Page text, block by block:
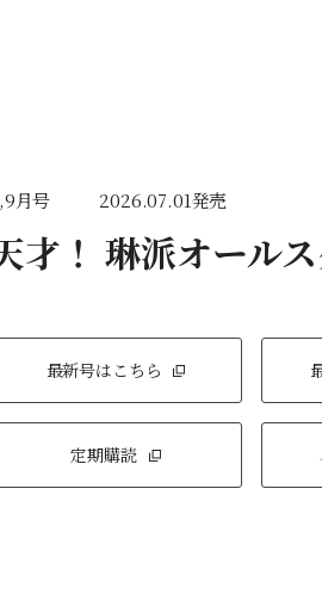
月号 2026.07.01発売
才！ 琳派オール
最新号はこちら
定期購読